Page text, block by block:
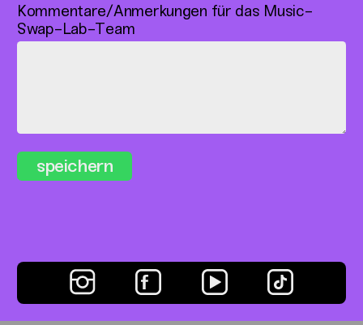
Kommentare/Anmerkungen für das Music-
Swap-Lab-Team
speichern